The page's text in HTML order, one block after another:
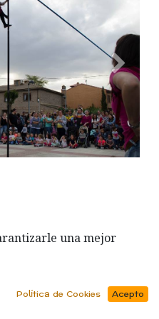
una mejor
Política de Cookies Acepto